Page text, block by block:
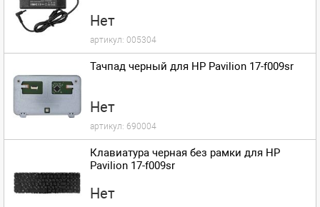
Нет
артикул: 005304
Тачпад черный для HP Pavilion 17-f009sr
Нет
артикул: 690004
Клавиатура черная без рамки для HP
Pavilion 17-f009sr
Нет